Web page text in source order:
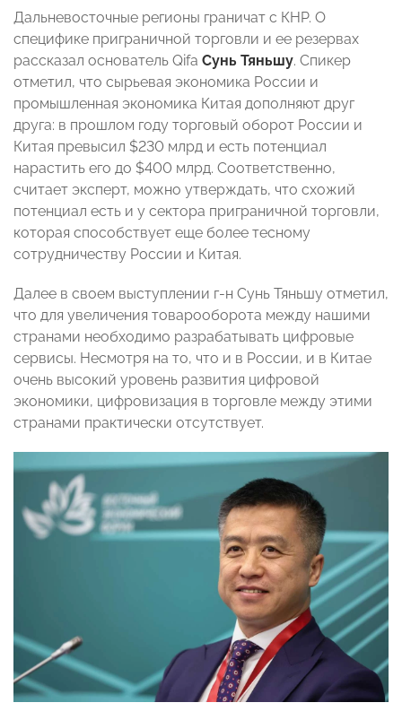
Дальневосточные регионы граничат с КНР. О
специфике приграничной торговли и ее резервах
рассказал основатель Qifa Сунь Тяньшу. Спикер
отметил, что сырьевая экономика России и
промышленная экономика Китая дополняют друг
друга: в прошлом году торговый оборот России и
Китая превысил $230 млрд и есть потенциал
нарастить его до $400 млрд. Соответственно,
считает эксперт, можно утверждать, что схожий
потенциал есть и у сектора приграничной торговли,
которая способствует еще более тесному
сотрудничеству России и Китая.
Далее в своем выступлении г-н Сунь Тяньшу отметил,
что для увеличения товарооборота между нашими
странами необходимо разрабатывать цифровые
сервисы. Несмотря на то, что и в России, и в Китае
очень высокий уровень развития цифровой
экономики, цифровизация в торговле между этими
странами практически отсутствует.